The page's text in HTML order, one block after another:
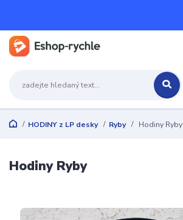
HODINY z LP desky Ryby Hodiny Ryby
Hodiny Ryby